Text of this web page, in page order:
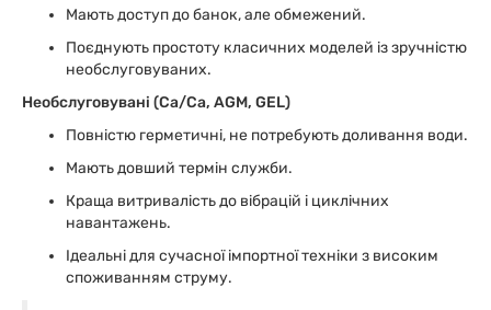
Мають доступ до банок, але обмежений.
Поєднують простоту класичних моделей із зручністю
необслуговуваних.
Необслуговувані (Ca/Ca, AGM, GEL)
Повністю герметичні, не потребують доливання води.
Мають довший термін служби.
Краща витривалість до вібрацій і циклічних
навантажень.
Ідеальні для сучасної імпортної техніки з високим
споживанням струму.